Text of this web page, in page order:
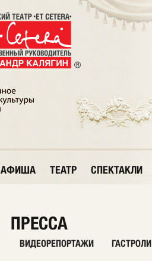
АФИША ТЕАТР СПЕКТАКЛИ
ПРЕССА
ВИДЕОРЕПОРТАЖИ ГАСТРОЛИ